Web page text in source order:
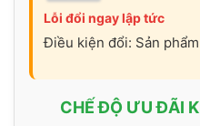
Lỗi đổi ngay lập tức
Điều kiện đổi: Sản
CHẾ ĐỘ ƯU ĐÃI